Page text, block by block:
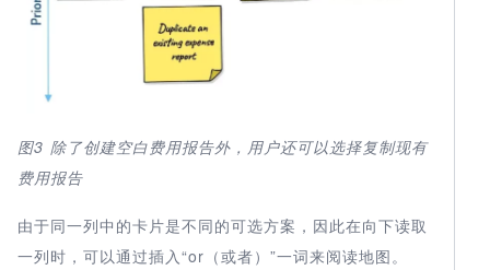
图3 除了创建空白费用报告外，用户还可以选择复制现有
费用报告
由于同一列中的卡片是不同的可选方案，因此在向下读取
一列时，可以通过插入“or（或者）”一词来阅读地图。